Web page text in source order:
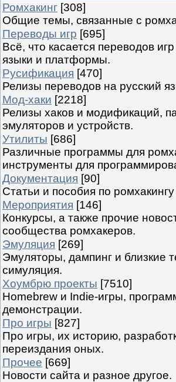
Ромхакинг [308]
Общие темы, связанные с
Переводы игр [695]
Всё, что касается переводов
языки и платформы.
Русификация [470]
Релизы переводов на русский
Мод-хаки [2218]
Релизы хаков и модификаций,
эмуляторов и устройств.
Утилиты [686]
Различные программы для
инструменты для
Документация [90]
Статьи и пособия по
Мероприятия [146]
Конкурсы, а также прочие
сообщества ромхакеров.
Эмуляция [269]
Эмуляторы, дампинг и близкие
симуляция.
Хоумбрю проекты [7510]
Homebrew и Indie-игры,
демонстрации.
Про игры [827]
Про игры, их историю,
переиздания оных.
Прочее [669]
Новости сайта и разное другое.